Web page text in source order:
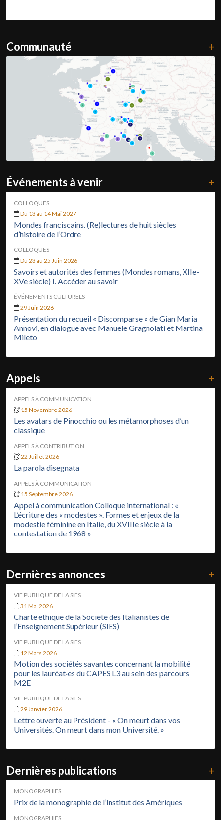
Communauté +
Événements à venir +
COLLOQUES
Du 13 au 14 Mai 2027
Mondes franciscains. (Re)lectures de huit siècles
d’histoire de l’Ordre
COLLOQUES
Du 23 au 25 Juin 2026
Savoirs et autorités des femmes (Mondes romans, XIIe-
XVe siècle) I. Accéder au savoir
ÉVÉNEMENTS CULTURELS
29 Juin 2026
Présentation du recueil « Discomparse » de Gian Maria
Annovi, en dialogue avec Manuele Gragnolati et Martina
Mileto
Appels +
APPELS À COMMUNICATION
15 Novembre 2026
Les avatars de Pinocchio ou les métamorphoses d’un
classique
APPELS À CONTRIBUTION
22 Juillet 2026
La parola disegnata
APPELS À COMMUNICATION
15 Septembre 2026
Appel à communication Colloque international : «
L’écriture des « modestes ». Formes et enjeux de la
modestie féminine en Italie, du XVIIIe siècle à la
contestation de 1968 »
Dernières annonces +
VIE PUBLIQUE DE LA SIES
31 Mai 2026
Charte éthique de la Société des Italianistes de
l’Enseignement Supérieur (SIES)
VIE PUBLIQUE DE LA SIES
12 Mars 2026
Motion des sociétés savantes concernant la mobilité
pour les lauréat·es du CAPES L3 au sein des parcours
M2E
VIE PUBLIQUE DE LA SIES
29 Janvier 2026
Lettre ouverte au Président – « On meurt dans vos
Universités. On meurt dans mon Université. »
Dernières publications +
MONOGRAPHIES
Prix de la monographie de l’Institut des Amériques
MONOGRAPHIES